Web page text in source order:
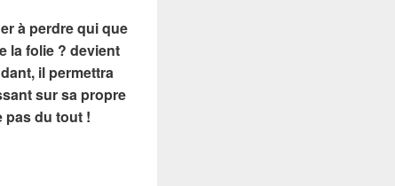
à perdre qui que
la folie ? devient
il permettra
sur sa propre
pas du tout !